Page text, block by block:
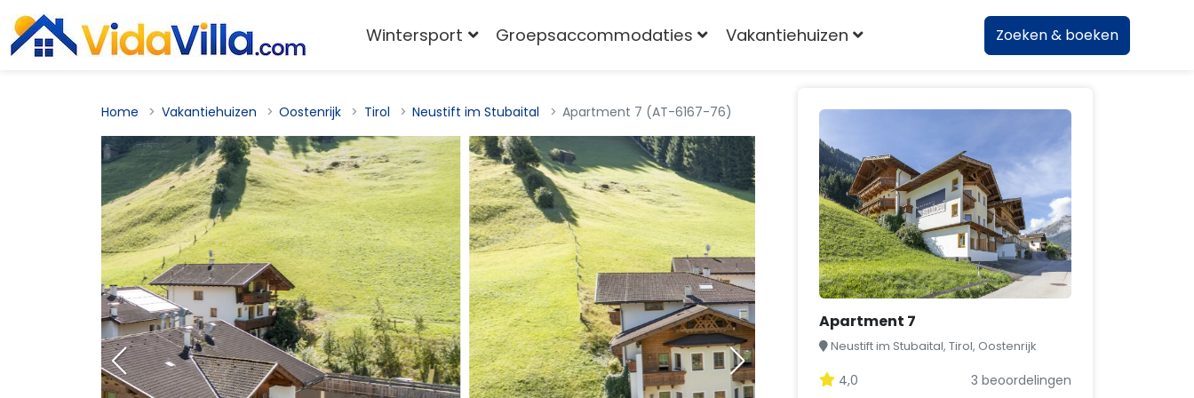
Home Vakantiehuizen Oostenrijk Tirol Neustift im Stubaital Apartment 7 (AT-6167-76)
Apartment 7
Neustift im Stubaital, Tirol, Oostenrijk
4,0 3 beoordelingen
Wintersport Groepsaccommodaties Vakantiehuizen Zoeken & boeken